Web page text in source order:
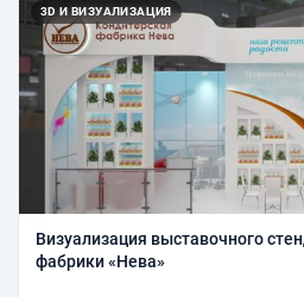
3D И ВИЗУАЛИЗАЦИЯ
Визуализация выставочного
фабрики «Нева»